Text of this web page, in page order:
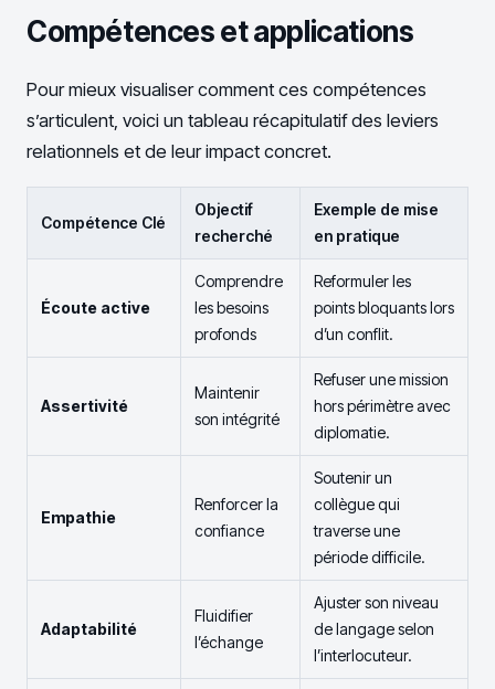
Compétences et applications
Pour mieux visualiser comment ces compétences
s’articulent, voici un tableau récapitulatif des leviers
relationnels et de leur impact concret.
Compétence Clé
Objectif
recherché
Exemple de mise
en pratique
Écoute active
Comprendre
les besoins
profonds
Reformuler les
points bloquants lors
d’un conflit.
Assertivité
Maintenir
son intégrité
Refuser une mission
hors périmètre avec
diplomatie.
Empathie
Renforcer la
confiance
Soutenir un
collègue qui
traverse une
période difficile.
Adaptabilité
Fluidifier
l’échange
Ajuster son niveau
de langage selon
l’interlocuteur.